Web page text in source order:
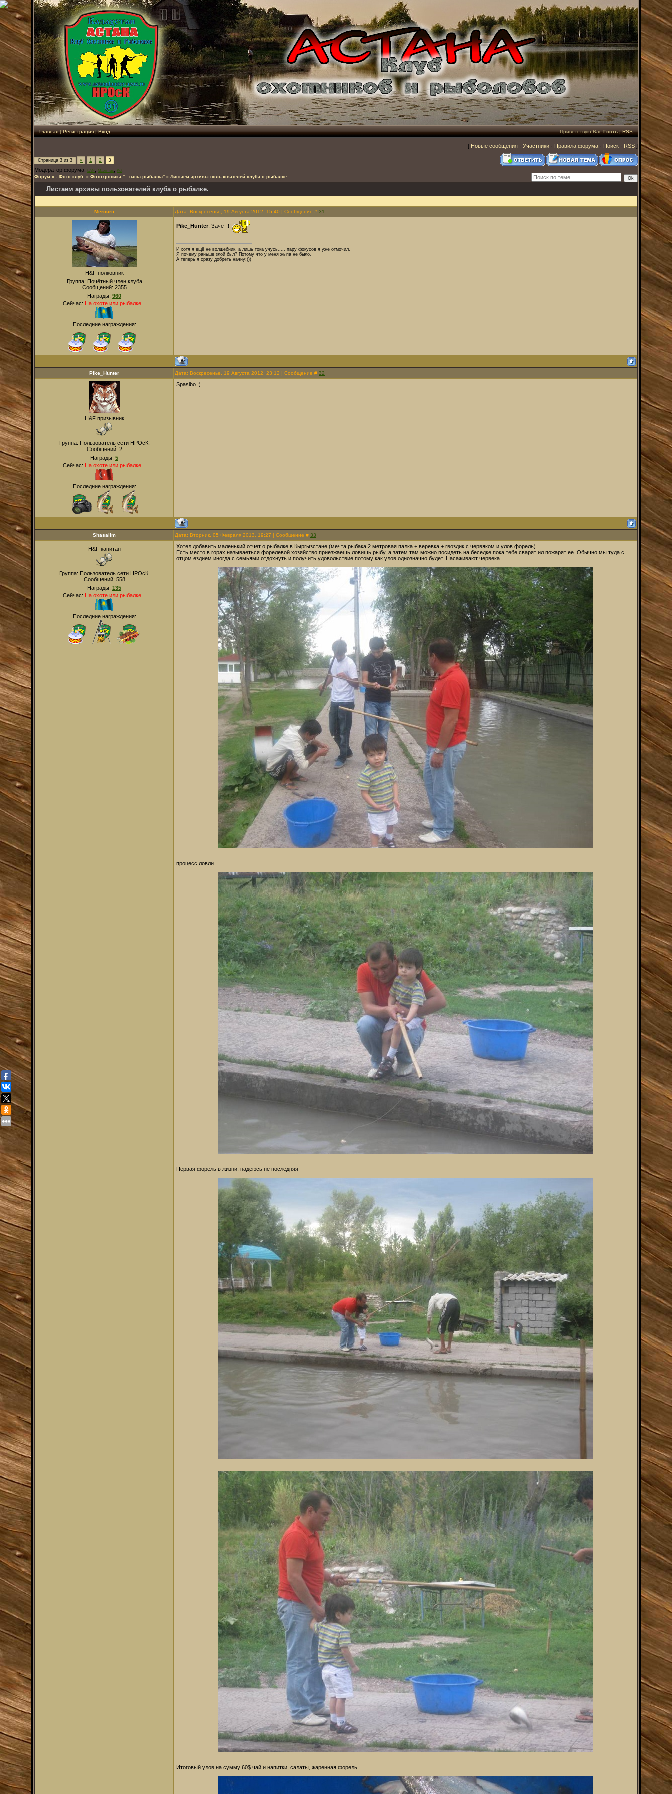
Главная|Регистрация|Вход Приветствую Вас Гость|RSS
[ Новые сообщения · Участники · Правила форума · Поиск · RSS ]
Страница 3 из 3 « 1 2 3
Модератор форума: LAN Maximus Kot
Форум » - Фото клуб. » Фотохроника ''...наша рыбалка'' » Листаем архивы пользователей клуба о рыбалке.
Листаем архивы пользователей клуба о рыбалке.
Mercurii Дата: Воскресенье, 19 Августа 2012, 15:40 | Сообщение # 31
H&F полковник
Группа: Почётный член клуба
Сообщений: 2355
Награды: 960
Сейчас: На охоте или рыбалке...
Последние награждения:
Pike_Hunter , Зачёт!!!
И хотя я ещё не волшебник, а лишь тока учусь...., пару фокусов я уже отмочил.
Я почему раньше злой был? Потому что у меня жыпа не было.
А теперь я сразу добреть начну:)))
Pike_Hunter Дата: Воскресенье, 19 Августа 2012, 23:12 | Сообщение # 32
H&F призывник
Группа: Пользователь сети НРОсК.
Сообщений: 2
Награды: 5
Сейчас: На охоте или рыбалке...
Последние награждения:
Spasibo :) .
Shasalim Дата: Вторник, 05 Февраля 2013, 19:27 | Сообщение # 33
H&F капитан
Группа: Пользователь сети НРОсК.
Сообщений: 558
Награды: 135
Сейчас: На охоте или рыбалке...
Последние награждения:
Хотел добавить маленький отчет о рыбалке в Кыргызстане (мечта рыбака 2 метровая палка + веревка + гвоздик с червяком и улов форель)
Есть место в горах называеться форелевой хозяйство приезжаешь ловишь рыбу, а затем там можно посидеть на беседке пока тебе сварят ил пожарят ее. Обычно мы туда с
отцом ездием иногда с семьями отдохнуть и получить удовольствие потому как улов однозначно будет. Насаживают червека.
процесс ловли
Первая форель в жизни, надеюсь не последняя
Итоговый улов на сумму 60$ чай и напитки, салаты, жаренная форель.